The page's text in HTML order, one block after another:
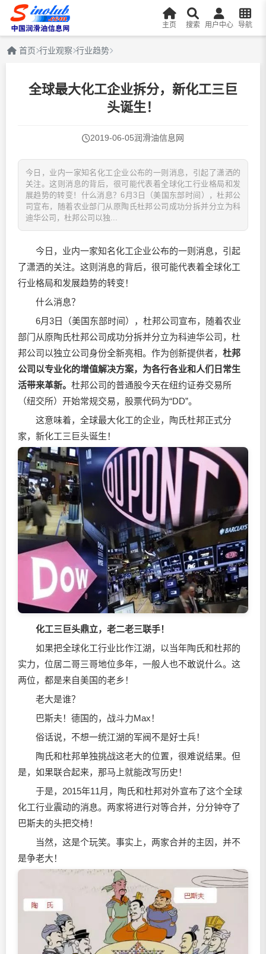
主页 搜索 用户中心 导航
首页 行业观察 行业趋势
全球最大化工企业拆分，新化工三巨
头诞生！
2019-06-05润滑油信息网
今日，业内一家知名化工企业公布的一则消息，引起了潇洒的
关注。这则消息的背后，很可能代表着全球化工行业格局和发
展趋势的转变！什么消息？6月3日（美国东部时间），杜邦公
司宣布，随着农业部门从原陶氏杜邦公司成功分拆并分立为科
迪华公司，杜邦公司以独...
今日，业内一家知名化工企业公布的一则消息，引起
了潇洒的关注。这则消息的背后，很可能代表着全球化工
行业格局和发展趋势的转变！
什么消息？
6月3日（美国东部时间），杜邦公司宣布，随着农业
部门从原陶氏杜邦公司成功分拆并分立为科迪华公司，杜
邦公司以独立公司身份全新亮相。作为创新提供者， 杜邦
公司以专业化的增值解决方案，为各行各业和人们日常生
活带来革新。 杜邦公司的普通股今天在纽约证券交易所
（纽交所）开始常规交易，股票代码为“DD”。
这意味着，全球最大化工的企业，陶氏杜邦正式分
家，新化工三巨头诞生！
化工三巨头鼎立，老二老三联手！
如果把全球化工行业比作江湖，以当年陶氏和杜邦的
实力，位居二哥三哥地位多年，一般人也不敢说什么。这
两位，都是来自美国的老乡！
老大是谁？
巴斯夫！德国的，战斗力Max！
俗话说，不想一统江湖的军阀不是好士兵！
陶氏和杜邦单独挑战这老大的位置，很难说结果。但
是，如果联合起来，那马上就能改写历史！
于是，2015年11月，陶氏和杜邦对外宣布了这个全球
化工行业震动的消息。两家将进行对等合并，分分钟夺了
巴斯夫的头把交椅！
当然，这是个玩笑。事实上，两家合并的主因，并不
是争老大！